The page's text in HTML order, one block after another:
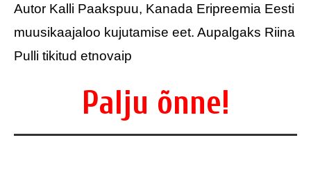
Autor Kalli Paakspuu, Kanada Eripreemia Eesti
muusikaajaloo kujutamise eet. Aupalgaks Riina
Pulli tikitud etnovaip
Palju õnne!